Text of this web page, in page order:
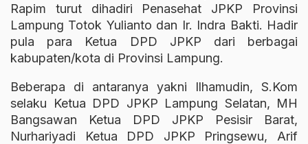
Rapim turut dihadiri Penasehat JPKP Provinsi
Lampung Totok Yulianto dan Ir. Indra Bakti. Hadir
pula para Ketua DPD JPKP dari berbagai
kabupaten/kota di Provinsi Lampung.
Beberapa di antaranya yakni Ilhamudin, S.Kom
selaku Ketua DPD JPKP Lampung Selatan, MH
Bangsawan Ketua DPD JPKP Pesisir Barat,
Nurhariyadi Ketua DPD JPKP Pringsewu, Arif